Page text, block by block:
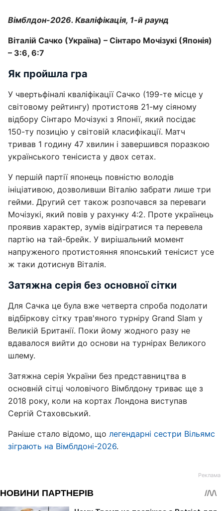
Вімблдон-2026. Кваліфікація, 1-й раунд
Віталій Сачко (Україна) – Сінтаро Мочізукі (Японія)
– 3:6, 6:7
Як пройшла гра
У чвертьфіналі кваліфікації Сачко (199-те місце у
світовому рейтингу) протистояв 21-му сіяному
відбору Сінтаро Мочізукі з Японії, який посідає
150-ту позицію у світовій класифікації. Матч
тривав 1 годину 47 хвилин і завершився поразкою
українського тенісиста у двох сетах.
У першій партії японець повністю володів
ініціативою, дозволивши Віталію забрати лише три
гейми. Другий сет також розпочався за переваги
Мочізукі, який повів у рахунку 4:2. Проте українець
проявив характер, зумів відігратися та перевела
партію на тай-брейк. У вирішальний момент
напруженого протистояння японський тенісист усе
ж таки дотиснув Віталія.
Затяжна серія без основної сітки
Для Сачка це була вже четверта спроба подолати
відбіркову сітку трав'яного турніру Grand Slam у
Великій Британії. Поки йому жодного разу не
вдавалося вийти до основи на турнірах Великого
шлему.
Затяжна серія України без представництва в
основній сітці чоловічого Вімблдону триває ще з
2018 року, коли на кортах Лондона виступав
Сергій Стаховський.
Раніше стало відомо, що легендарні сестри Вільямс
зіграють на Вімблдоні-2026.